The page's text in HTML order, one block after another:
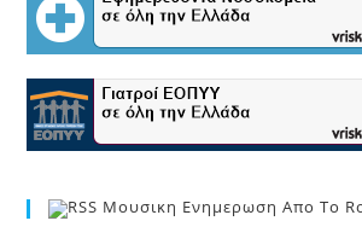
Μουσικη Ενημερωση Απο Το